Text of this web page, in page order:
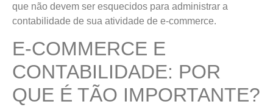
que não devem ser esquecidos para administrar a
contabilidade de sua atividade de e-commerce.
E-COMMERCE E
CONTABILIDADE: POR
QUE É TÃO IMPORTANTE?